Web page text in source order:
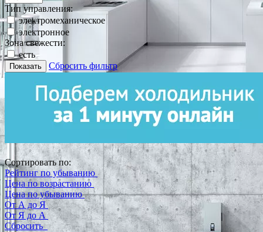
Тип управления:
электромеханическое
электронное
Зона свежести:
есть
Показать Сбросить фильтр
Сортировать по:
Рейтинг по убыванию
Цена по возрастанию
Цена по убыванию
От А до Я
От Я до А
Сбросить